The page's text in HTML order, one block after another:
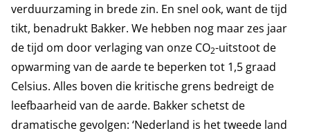
verduurzaming in brede zin. En snel ook, want de tijd
tikt, benadrukt Bakker. We hebben nog maar zes jaar
de tijd om door verlaging van onze CO2-uitstoot de
opwarming van de aarde te beperken tot 1,5 graad
Celsius. Alles boven die kritische grens bedreigt de
leefbaarheid van de aarde. Bakker schetst de
dramatische gevolgen: ‘Nederland is het tweede land